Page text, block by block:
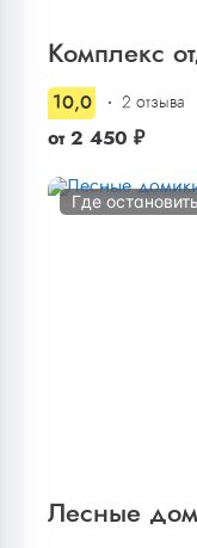
Комплекс
10,0 2 отзыва
от 2 450 ₽
Где
Лесные